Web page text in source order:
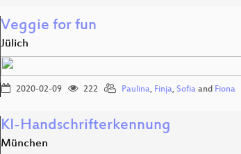
Veggie for fun
Jülich
2020-02-09 222 Paulina, Finja, Sofia and Fiona
KI-Handschrifterkennung
München